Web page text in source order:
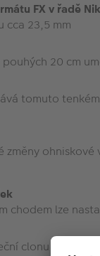
FX v řadě
cca 23,5 mm
20 cm
tomuto
změny
chodem lze
clonu lze